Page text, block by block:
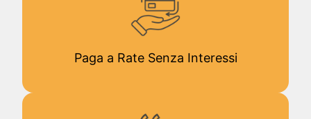
Paga a Rate Senza Interessi